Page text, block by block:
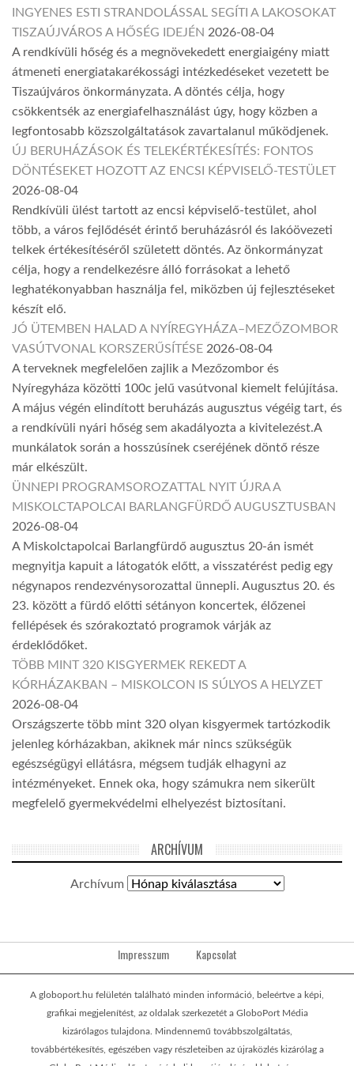
INGYENES ESTI STRANDOLÁSSAL SEGÍTI A LAKOSOKAT
TISZAÚJVÁROS A HŐSÉG IDEJÉN 2026-08-04
A rendkívüli hőség és a megnövekedett energiaigény miatt
átmeneti energiatakarékossági intézkedéseket vezetett be
Tiszaújváros önkormányzata. A döntés célja, hogy
csökkentsék az energiafelhasználást úgy, hogy közben a
legfontosabb közszolgáltatások zavartalanul működjenek.
ÚJ BERUHÁZÁSOK ÉS TELEKÉRTÉKESÍTÉS: FONTOS
DÖNTÉSEKET HOZOTT AZ ENCSI KÉPVISELŐ-TESTÜLET
2026-08-04
Rendkívüli ülést tartott az encsi képviselő-testület, ahol
több, a város fejlődését érintő beruházásról és lakóövezeti
telkek értékesítéséről született döntés. Az önkormányzat
célja, hogy a rendelkezésre álló forrásokat a lehető
leghatékonyabban használja fel, miközben új fejlesztéseket
készít elő.
JÓ ÜTEMBEN HALAD A NYÍREGYHÁZA–MEZŐZOMBOR
VASÚTVONAL KORSZERŰSÍTÉSE 2026-08-04
A terveknek megfelelően zajlik a Mezőzombor és
Nyíregyháza közötti 100c jelű vasútvonal kiemelt felújítása.
A május végén elindított beruházás augusztus végéig tart, és
a rendkívüli nyári hőség sem akadályozta a kivitelezést.A
munkálatok során a hosszúsínek cseréjének döntő része
már elkészült.
ÜNNEPI PROGRAMSOROZATTAL NYIT ÚJRA A
MISKOLCTAPOLCAI BARLANGFÜRDŐ AUGUSZTUSBAN
2026-08-04
A Miskolctapolcai Barlangfürdő augusztus 20-án ismét
megnyitja kapuit a látogatók előtt, a visszatérést pedig egy
négynapos rendezvénysorozattal ünnepli. Augusztus 20. és
23. között a fürdő előtti sétányon koncertek, élőzenei
fellépések és szórakoztató programok várják az
érdeklődőket.
TÖBB MINT 320 KISGYERMEK REKEDT A
KÓRHÁZAKBAN – MISKOLCON IS SÚLYOS A HELYZET
2026-08-04
Országszerte több mint 320 olyan kisgyermek tartózkodik
jelenleg kórházakban, akiknek már nincs szükségük
egészségügyi ellátásra, mégsem tudják elhagyni az
intézményeket. Ennek oka, hogy számukra nem sikerült
megfelelő gyermekvédelmi elhelyezést biztosítani.
ARCHÍVUM
Archívum
Impresszum Kapcsolat
A globoport.hu felületén található minden információ, beleértve a képi,
grafikai megjelenítést, az oldalak szerkezetét a GloboPort Média
kizárólagos tulajdona. Mindennemű továbbszolgáltatás,
továbbértékesítés, egészében vagy részleteiben az újraközlés kizárólag a